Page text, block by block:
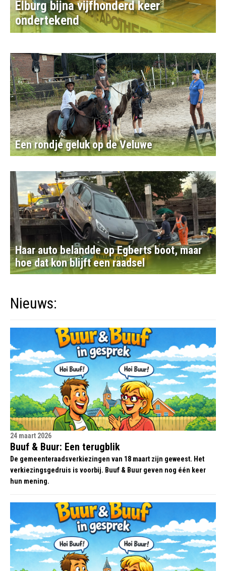
Elburg bijna vijfhonderd keer
ondertekend
Een rondje geluk op de Veluwe
Haar auto belandde op Egberts boot, maar
hoe dat kon blijft een raadsel
Nieuws:
24 maart 2026
Buuf & Buur: Een terugblik
De gemeenteraadsverkiezingen van 18 maart zijn geweest. Het
verkiezingsgedruis is voorbij. Buuf & Buur geven nog één keer
hun mening.